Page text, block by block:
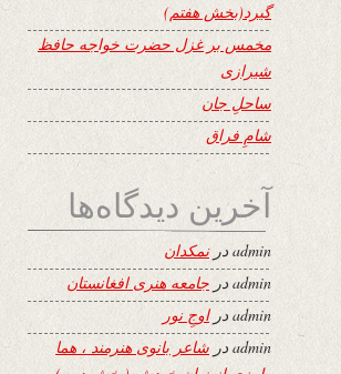
گیرد(بخش هفتم)
مخمس بر غزل حضرت خواجه حافظ
شیرازی
ساحلِ جان
شامِ فراق
آخرین دیدگاه‌ها
adminدرنمکدان
adminدر جامعه هنری افغانستان
adminدراوجِ نور
adminدر شاعر بانوی هنرمند ، هما